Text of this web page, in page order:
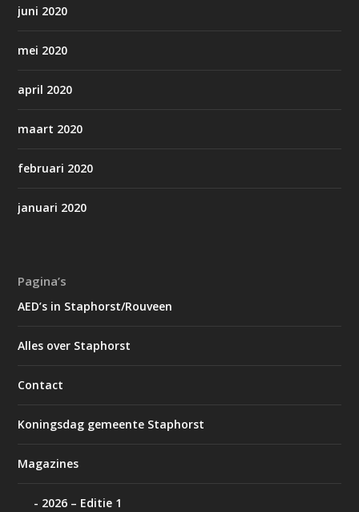
juni 2020
mei 2020
april 2020
maart 2020
februari 2020
januari 2020
Pagina’s
AED’s in Staphorst/Rouveen
Alles over Staphorst
Contact
Koningsdag gemeente Staphorst
Magazines
2026 – Editie 1